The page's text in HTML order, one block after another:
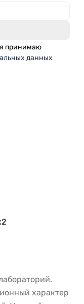
принимаю
данных
характер